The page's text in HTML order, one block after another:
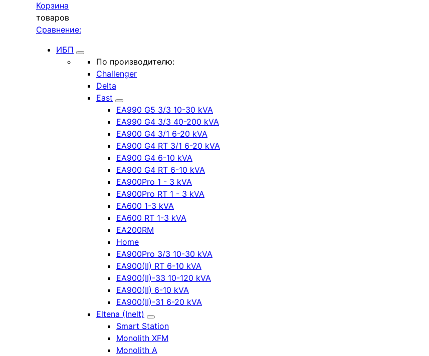
Корзина
товаров
Сравнение:
ИБП
По производителю:
Challenger
Delta
East
EA990 G5 3/3 10-30 kVA
EA990 G4 3/3 40-200 kVA
EA900 G4 3/1 6-20 kVA
EA900 G4 RT 3/1 6-20 kVA
EA900 G4 6-10 kVA
EA900 G4 RT 6-10 kVA
EA900Pro 1 - 3 kVA
EA900Pro RT 1 - 3 kVA
EA600 1-3 kVA
EA600 RT 1-3 kVA
EA200RM
Home
EA900Pro 3/3 10-30 kVA
EA900(II) RT 6-10 kVA
EA900(II)-33 10-120 kVA
EA900(II) 6-10 kVA
EA900(II)-31 6-20 kVA
Eltena (Inelt)
Smart Station
Monolith XFM
Monolith A